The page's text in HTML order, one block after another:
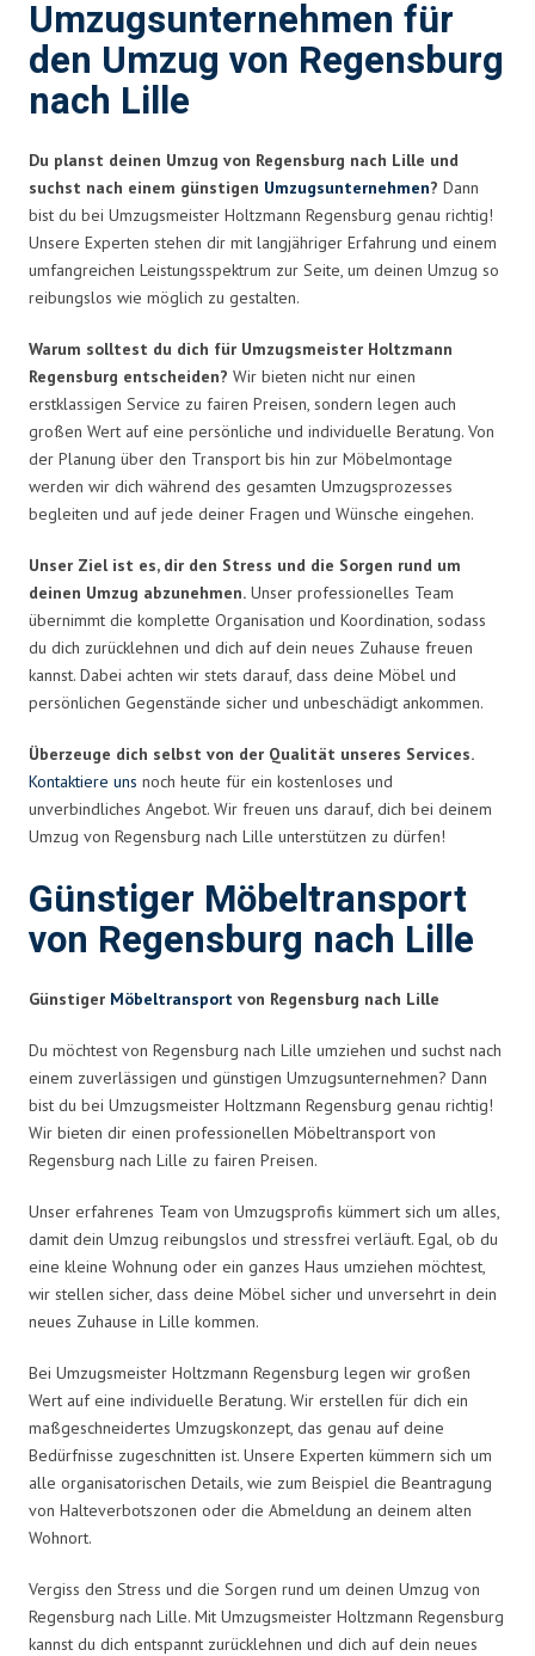
Umzugsunternehmen für
den Umzug von Regensburg
nach Lille
Du planst deinen Umzug von Regensburg nach Lille und
suchst nach einem günstigen Umzugsunternehmen? Dann
bist du bei Umzugsmeister Holtzmann Regensburg genau richtig!
Unsere Experten stehen dir mit langjähriger Erfahrung und einem
umfangreichen Leistungsspektrum zur Seite, um deinen Umzug so
reibungslos wie möglich zu gestalten.
Warum solltest du dich für Umzugsmeister Holtzmann
Regensburg entscheiden? Wir bieten nicht nur einen
erstklassigen Service zu fairen Preisen, sondern legen auch
großen Wert auf eine persönliche und individuelle Beratung. Von
der Planung über den Transport bis hin zur Möbelmontage
werden wir dich während des gesamten Umzugsprozesses
begleiten und auf jede deiner Fragen und Wünsche eingehen.
Unser Ziel ist es, dir den Stress und die Sorgen rund um
deinen Umzug abzunehmen. Unser professionelles Team
übernimmt die komplette Organisation und Koordination, sodass
du dich zurücklehnen und dich auf dein neues Zuhause freuen
kannst. Dabei achten wir stets darauf, dass deine Möbel und
persönlichen Gegenstände sicher und unbeschädigt ankommen.
Überzeuge dich selbst von der Qualität unseres Services.
Kontaktiere uns noch heute für ein kostenloses und
unverbindliches Angebot. Wir freuen uns darauf, dich bei deinem
Umzug von Regensburg nach Lille unterstützen zu dürfen!
Günstiger Möbeltransport
von Regensburg nach Lille
Günstiger Möbeltransport von Regensburg nach Lille
Du möchtest von Regensburg nach Lille umziehen und suchst nach
einem zuverlässigen und günstigen Umzugsunternehmen? Dann
bist du bei Umzugsmeister Holtzmann Regensburg genau richtig!
Wir bieten dir einen professionellen Möbeltransport von
Regensburg nach Lille zu fairen Preisen.
Unser erfahrenes Team von Umzugsprofis kümmert sich um alles,
damit dein Umzug reibungslos und stressfrei verläuft. Egal, ob du
eine kleine Wohnung oder ein ganzes Haus umziehen möchtest,
wir stellen sicher, dass deine Möbel sicher und unversehrt in dein
neues Zuhause in Lille kommen.
Bei Umzugsmeister Holtzmann Regensburg legen wir großen
Wert auf eine individuelle Beratung. Wir erstellen für dich ein
maßgeschneidertes Umzugskonzept, das genau auf deine
Bedürfnisse zugeschnitten ist. Unsere Experten kümmern sich um
alle organisatorischen Details, wie zum Beispiel die Beantragung
von Halteverbotszonen oder die Abmeldung an deinem alten
Wohnort.
Vergiss den Stress und die Sorgen rund um deinen Umzug von
Regensburg nach Lille. Mit Umzugsmeister Holtzmann Regensburg
kannst du dich entspannt zurücklehnen und dich auf dein neues